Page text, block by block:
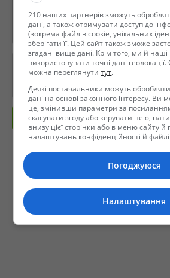
Отправить
210 наших партнерів зможуть
дані, а також отримувати доступ до
(зокрема файлів cookie, унікальних
зберігати її. Цей сайт також зможе
згадані вище дані. Крім того, ми й
використовувати точні дані
можна переглянутитут.
Деякі постачальники можуть
дані на основі законного інтересу. Ви
це, змінивши параметри за
скасувати згоду або керувати нею,
внизу цієї сторінки або в меню сайту й
налаштувань конфіденційності й
Погоджуюся
Налаштування